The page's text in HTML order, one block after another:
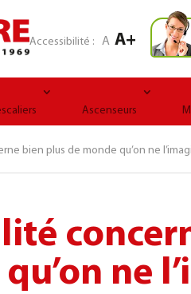
Accessibilité :A A+
Ascenseurs
bien plus de monde qu’on ne
ne